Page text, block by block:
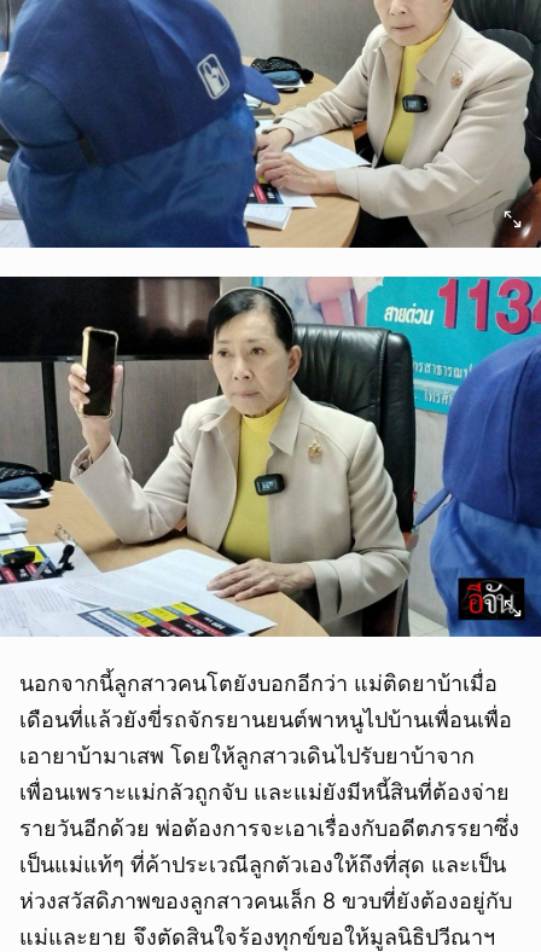
นอกจากนี้ลูกสาวคนโตยังบอกอีกว่า แม่ติดยาบ้าเมื่อ
เดือนที่แล้วยังขี่รถจักรยานยนต์พาหนูไปบ้านเพื่อนเพื่อ
เอายาบ้ามาเสพ โดยให้ลูกสาวเดินไปรับยาบ้าจาก
เพื่อนเพราะแม่กลัวถูกจับ และแม่ยังมีหนี้สินที่ต้องจ่าย
รายวันอีกด้วย พ่อต้องการจะเอาเรื่องกับอดีตภรรยาซึ่ง
เป็นแม่แท้ๆ ที่ค้าประเวณีลูกตัวเองให้ถึงที่สุด และเป็น
ห่วงสวัสดิภาพของลูกสาวคนเล็ก 8 ขวบที่ยังต้องอยู่กับ
แม่และยาย จึงตัดสินใจร้องทุกข์ขอให้มูลนิธิปวีณาฯ
ยกเลิก